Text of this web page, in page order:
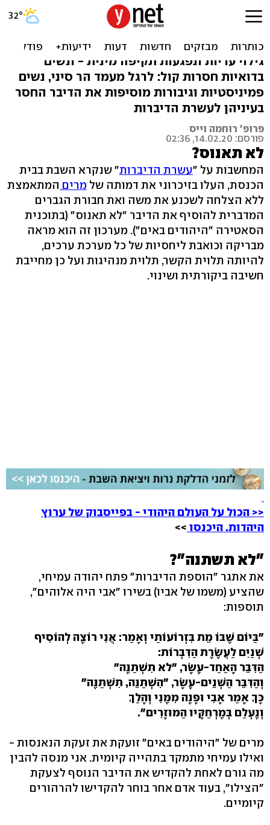
לא תשתיק: אתגר הדיברות
הנוספים של הנשים
גילוי עריות ונפגעות תקיפה מינית - ונשים
בדואיות חסרות קול: לרגל מעמד הר סיני, נשים
פמיניסטיות וגיבורות מוסיפות את הדיבר החסר
בעיניהן לעשרת הדיברות
פרופ' רוחמה וייס
פורסם: 14.02.20, 02:36
לא תאנוס?
המחשבות על "עשרת הדיברות" שנקרא השבת בבית
הכנסת, העלו בזיכרוני את דמותה של מרים המתאמצת
ללא הצלחה לשכנע את משה ואת חבורת הגברים
המדברית להוסיף את הדיבר "לא תאנוס" (בתוכנית
הסאטירה "היהודים באים"). מערכון זה הוא מראה
מבריקה וכואבת ליחסיות של כל מערכת ערכים,
להיותה תלוית הקשר, תלוית מנהיגות ועל כן מחייבת
חשיבה ביקורתית ושינוי.
<< הכול על העולם היהודי - בפייסבוק של ערוץ
היהדות. היכנסו >>
"לא תשתנה"?
את אתגר "הוספת הדיברות" פתח יהודה עמיחי,
שהציע (משמו של אביו) בשירו "אבי היה אלוהים",
תוספות:
"בַּיוֹם שֶׁבּוֹ מֵת בִּזְרוֹעוֹתַי וְאָמַר: אֲנִי רוֹצֶה לְהוֹסִיף
שְׁנַיִם לַעֲשֶׂרֶת הַדִּבְּרוֹת:
הַדִּבֵּר הָאַחַד-עָשָׂר, "לא תִּשְׁתַּנֶּה"
וְהַדִּבֵּר הַשְּׁנֵים-עָשָׂר, "הִשְׁתַּנֵּה, תִּשְׁתַּנֶּה"
כָּךְ אָמַר אָבִי וּפָנָה מִמֶּנִי וְהָלַךְ
וְנֶעְלַם בְּמֶרְחַקָּיו הַמּוּזָרִים".
מרים של "היהודים באים" זועקת את זעקת הנאנסות -
ואילו עמיחי מתמקד בתהייה קיומית. אני מנסה להבין
מה גורם לאחת להקדיש את הדיבר הנוסף לצעקת
"הצילו", בעוד אדם אחר בוחר להקדישו להרהורים
קיומיים.